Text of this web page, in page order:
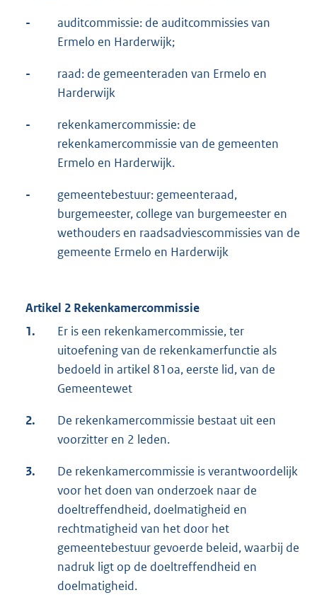
-
auditcommissie: de auditcommissies van
Ermelo en Harderwijk;
-
raad: de gemeenteraden van Ermelo en
Harderwijk
-
rekenkamercommissie: de
rekenkamercommissie van de gemeenten
Ermelo en Harderwijk.
-
gemeentebestuur: gemeenteraad,
burgemeester, college van burgemeester en
wethouders en raadsadviescommissies van de
gemeente Ermelo en Harderwijk
Artikel 2 Rekenkamercommissie
1.
Er is een rekenkamercommissie, ter
uitoefening van de rekenkamerfunctie als
bedoeld in artikel 81oa, eerste lid, van de
Gemeentewet
2.
De rekenkamercommissie bestaat uit een
voorzitter en 2 leden.
3.
De rekenkamercommissie is verantwoordelijk
voor het doen van onderzoek naar de
doeltreffendheid, doelmatigheid en
rechtmatigheid van het door het
gemeentebestuur gevoerde beleid, waarbij de
nadruk ligt op de doeltreffendheid en
doelmatigheid.